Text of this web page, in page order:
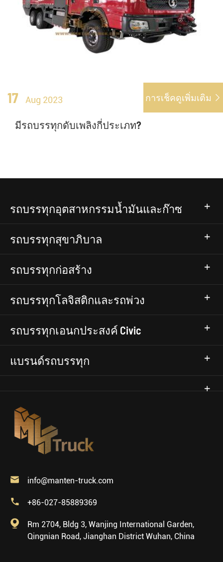
17 Aug 2023 การเช็คดูเพิ่มเติม 
มีรถบรรทุกดับเพลิงกี่ประเภท?
รถบรรทุกอุตสาหกรรมน้ำมันและก๊าซ
รถบรรทุกสุขาภิบาล
รถบรรทุกก่อสร้าง
รถบรรทุกโลจิสติกและรถพ่วง
รถบรรทุกเอนกประสงค์ Civic
แบรนด์รถบรรทุก
 info@manten-truck.com
 +86-027-85889369

Rm 2704, Bldg 3, Wanjing International Garden,
Qingnian Road, Jianghan District Wuhan, China